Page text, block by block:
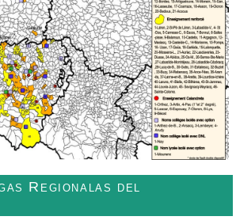
Regionalas del